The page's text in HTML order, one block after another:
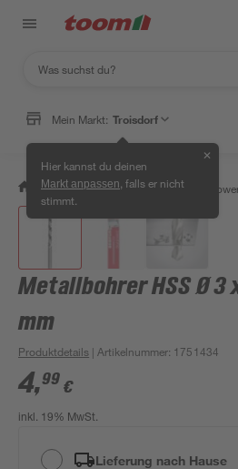
Mein Markt: Troisdorf
Hier kannst du deinen
Markt anpassen , falls er nicht
stimmt.
✕
/ Werkstatt & Maschinen /
Metallbohrer HSS Ø 3
mm
Produktdetails | Artikelnummer: 1751434
4,99 €
inkl. 19% MwSt.
Lieferung nach Hause